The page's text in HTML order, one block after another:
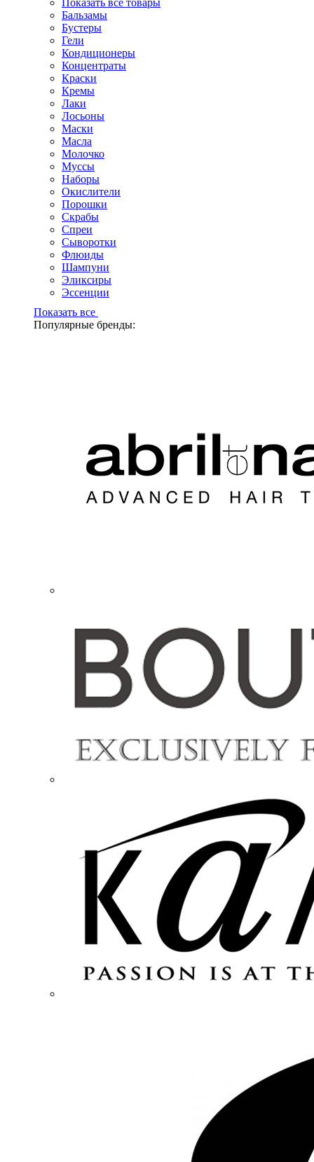
Показать все товары
Бальзамы
Бустеры
Гели
Кондиционеры
Концентраты
Краски
Кремы
Лаки
Лосьоны
Маски
Масла
Молочко
Муссы
Наборы
Окислители
Порошки
Скрабы
Спреи
Сыворотки
Флюиды
Шампуни
Эликсиры
Эссенции
Показать все
Популярные бренды: